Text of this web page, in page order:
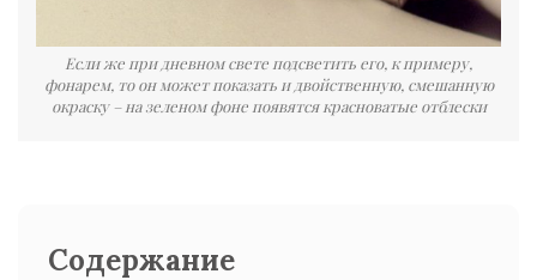
Если же при дневном свете подсветить его, к примеру,
фонарем, то он может показать и двойственную, смешанную
окраску – на зеленом фоне появятся красноватые отблески
Содержание